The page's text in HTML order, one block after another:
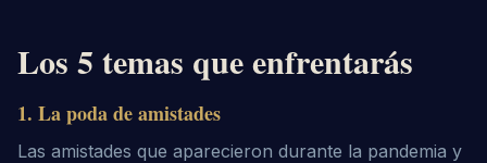
Los 5 temas que enfrentarás
1. La poda de amistades
Las amistades que aparecieron durante la pandemia y